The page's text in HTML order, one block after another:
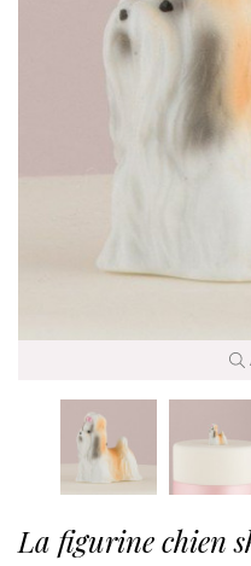
La figurine chien